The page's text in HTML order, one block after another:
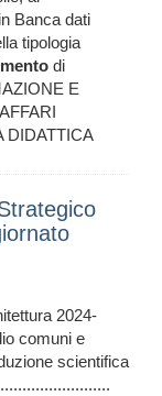
Banca dati
tipologia
di
E
AFFARI
DIDATTICA
2024-
comuni e
scientifica